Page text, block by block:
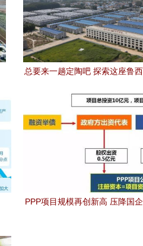
总要来一趟定陶吧 探索这座鲁
PPP项目规模再创新高 压降国